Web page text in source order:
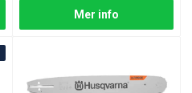
Mer info